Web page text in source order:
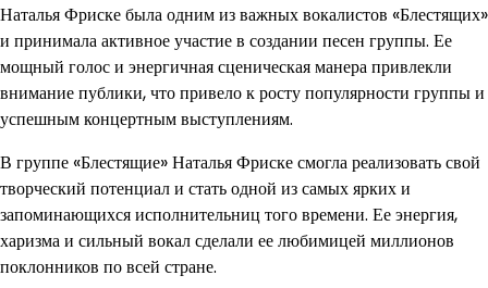
Наталья Фриске была одним из важных вокалистов «Блестящих»
и принимала активное участие в создании песен группы. Ее
мощный голос и энергичная сценическая манера привлекли
внимание публики, что привело к росту популярности группы и
успешным концертным выступлениям.
В группе «Блестящие» Наталья Фриске смогла реализовать свой
творческий потенциал и стать одной из самых ярких и
запоминающихся исполнительниц того времени. Ее энергия,
харизма и сильный вокал сделали ее любимицей миллионов
поклонников по всей стране.